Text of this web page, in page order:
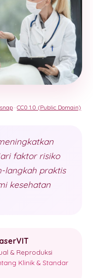
· CC0 1.0 (Public Domain)
faktor risiko
langkah praktis
kesehatan
& Reproduksi
Klinik & Standar